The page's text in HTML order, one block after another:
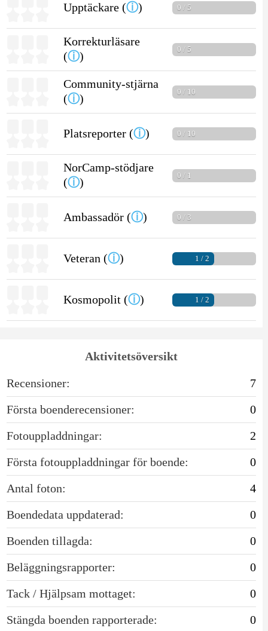
Upptäckare (ⓘ) 0 / 5
Korrekturläsare
(ⓘ)
0 / 5
Community-stjärna
(ⓘ)
0 / 10
Platsreporter (ⓘ) 0 / 10
NorCamp-stödjare
(ⓘ)
0 / 1
Ambassadör (ⓘ) 0 / 3
Veteran (ⓘ) 1 / 2
Kosmopolit (ⓘ) 1 / 2
Aktivitetsöversikt
Recensioner:
7
Första boenderecensioner:
0
Fotouppladdningar:
2
Första fotouppladdningar för boende:
0
Antal foton:
4
Boendedata uppdaterad:
0
Boenden tillagda:
0
Beläggningsrapporter:
0
Tack / Hjälpsam mottaget:
0
Stängda boenden rapporterade:
0